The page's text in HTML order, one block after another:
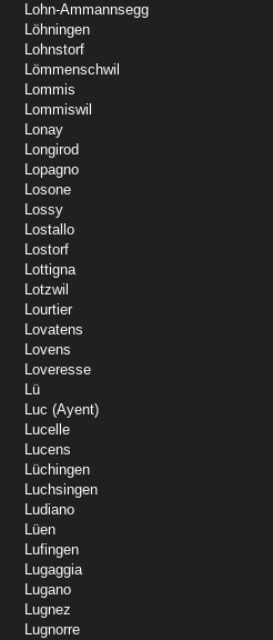
Lohn-Ammannsegg
Löhningen
Lohnstorf
Lömmenschwil
Lommis
Lommiswil
Lonay
Longirod
Lopagno
Losone
Lossy
Lostallo
Lostorf
Lottigna
Lotzwil
Lourtier
Lovatens
Lovens
Loveresse
Lü
Luc (Ayent)
Lucelle
Lucens
Lüchingen
Luchsingen
Ludiano
Lüen
Lufingen
Lugaggia
Lugano
Lugnez
Lugnorre